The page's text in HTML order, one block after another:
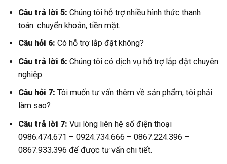
Câu trả lời 5: Chúng tôi hỗ trợ nhiều hình thức thanh
toán: chuyển khoản, tiền mặt.
Câu hỏi 6: Có hỗ trợ lắp đặt không?
Câu trả lời 6: Chúng tôi có dịch vụ hỗ trợ lắp đặt chuyên
nghiệp.
Câu hỏi 7: Tôi muốn tư vấn thêm về sản phẩm, tôi phải
làm sao?
Câu trả lời 7: Vui lòng liên hệ số điện thoại
0986.474.671 – 0924.734.666 – 0867.224.396 –
0867.933.396 để được tư vấn chi tiết.